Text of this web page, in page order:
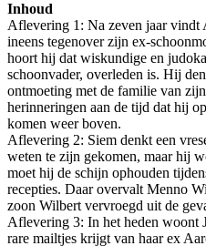
Inhoud
Aflevering 1: Na zeven jaar vindt
ineens tegenover zijn ex-
hoort hij dat wiskundige en
schoonvader, overleden is. Hij
ontmoeting met de familie van
herinneringen aan de tijd dat hij
komen weer boven.
Aflevering 2: Siem denkt een
weten te zijn gekomen, maar hij
moet hij de schijn ophouden
recepties. Daar overvalt Menno
zoon Wilbert vervroegd uit de
Aflevering 3: In het heden woont
rare mailtjes krijgt van haar ex